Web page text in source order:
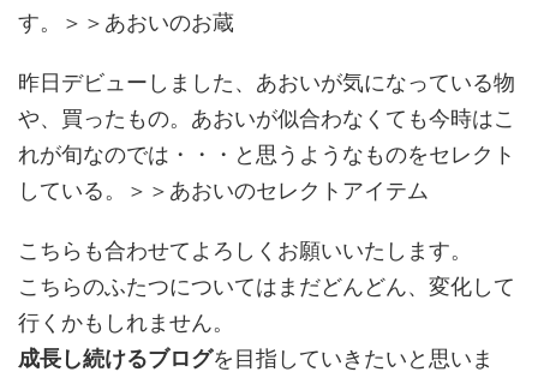
す。＞＞あおいのお蔵
昨日デビューしました、あおいが気になっている物
や、買ったもの。あおいが似合わなくても今時はこ
れが旬なのでは・・・と思うようなものをセレクト
している。＞＞あおいのセレクトアイテム
こちらも合わせてよろしくお願いいたします。
こちらのふたつについてはまだどんどん、変化して
行くかもしれません。
成長し続けるブログを目指していきたいと思いま